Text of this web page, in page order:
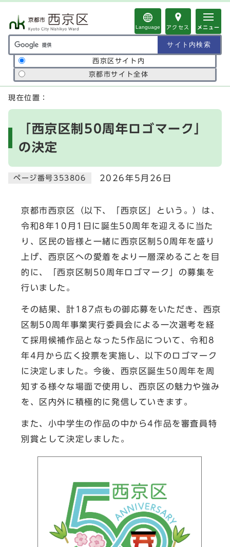
Language アクセス メニュー
サイト内検索の範囲
西京区サイト内
京都市サイト全体
ここから本文です
現在位置：
「西京区制50周年ロゴマーク」
の決定
ページ番号353806 2026年5月26日
京都市西京区（以下、「西京区」という。）は、
令和8年10月1日に誕生50周年を迎えるに当た
り、区民の皆様と一緒に西京区制50周年を盛り
上げ、西京区への愛着をより一層深めることを目
的に、「西京区制50周年ロゴマーク」の募集を
行いました。
その結果、計187点もの御応募をいただき、西京
区制50周年事業実行委員会による一次選考を経
て採用候補作品となった5作品について、令和8
年4月から広く投票を実施し、以下のロゴマーク
に決定しました。今後、西京区誕生50周年を周
知する様々な場面で使用し、西京区の魅力や強み
を、区内外に積極的に発信していきます。
また、小中学生の作品の中から4作品を審査員特
別賞として決定しました。